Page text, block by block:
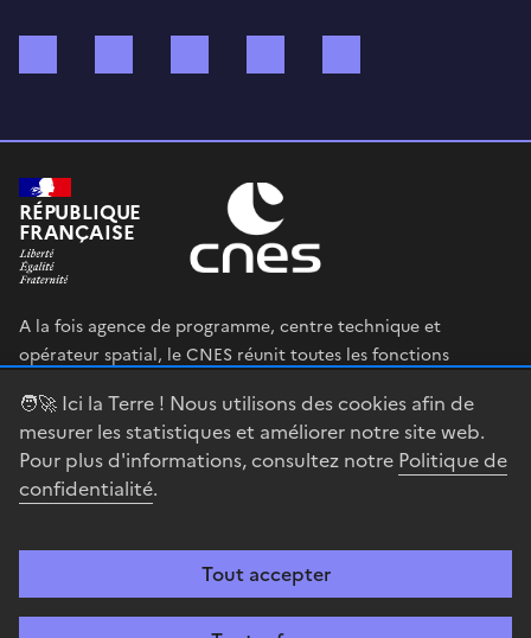
🧑‍🚀 Ici la Terre ! Nous utilisons des cookies afin de
mesurer les statistiques et améliorer notre site web.
Pour plus d'informations, consultez notre Politique de
confidentialité.
Tout accepter
RÉPUBLIQUE
FRANÇAISE
A la fois agence de programme, centre technique et
opérateur spatial, le CNES réunit toutes les fonctions
en œuvre sa stratégie spatiale.
legifrance.gouv.fr
gouvernement.fr
Accessibilité : partiellement conforme Mentions légales
Gestion des cookies